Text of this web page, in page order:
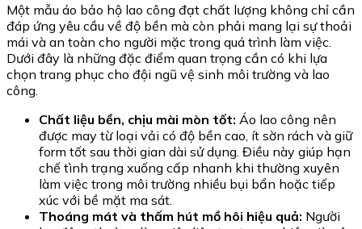
Một mẫu áo bảo hộ lao công đạt chất lượng không chỉ cần
đáp ứng yêu cầu về độ bền mà còn phải mang lại sự thoải
mái và an toàn cho người mặc trong quá trình làm việc.
Dưới đây là những đặc điểm quan trọng cần có khi lựa
chọn trang phục cho đội ngũ vệ sinh môi trường và lao
công.
Chất liệu bền, chịu mài mòn tốt: Áo lao công nên
được may từ loại vải có độ bền cao, ít sờn rách và giữ
form tốt sau thời gian dài sử dụng. Điều này giúp hạn
chế tình trạng xuống cấp nhanh khi thường xuyên
làm việc trong môi trường nhiều bụi bẩn hoặc tiếp
xúc với bề mặt ma sát.
Thoáng mát và thấm hút mồ hôi hiệu quả: Người